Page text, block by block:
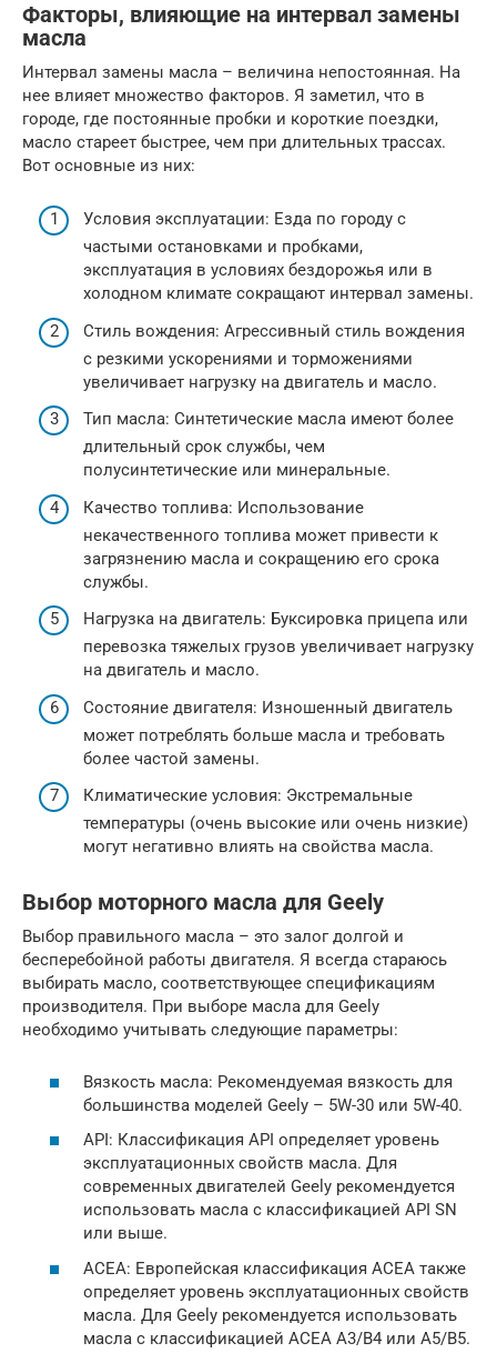
Факторы, влияющие на интервал замены
масла
Интервал замены масла – величина непостоянная. На
нее влияет множество факторов. Я заметил, что в
городе, где постоянные пробки и короткие поездки,
масло стареет быстрее, чем при длительных трассах.
Вот основные из них:
Условия эксплуатации: Езда по городу с
частыми остановками и пробками,
эксплуатация в условиях бездорожья или в
холодном климате сокращают интервал замены.
Стиль вождения: Агрессивный стиль вождения
с резкими ускорениями и торможениями
увеличивает нагрузку на двигатель и масло.
Тип масла: Синтетические масла имеют более
длительный срок службы, чем
полусинтетические или минеральные.
Качество топлива: Использование
некачественного топлива может привести к
загрязнению масла и сокращению его срока
службы.
Нагрузка на двигатель: Буксировка прицепа или
перевозка тяжелых грузов увеличивает нагрузку
на двигатель и масло.
Состояние двигателя: Изношенный двигатель
может потреблять больше масла и требовать
более частой замены.
Климатические условия: Экстремальные
температуры (очень высокие или очень низкие)
могут негативно влиять на свойства масла.
Выбор моторного масла для Geely
Выбор правильного масла – это залог долгой и
бесперебойной работы двигателя. Я всегда стараюсь
выбирать масло, соответствующее спецификациям
производителя. При выборе масла для Geely
необходимо учитывать следующие параметры:
Вязкость масла: Рекомендуемая вязкость для
большинства моделей Geely – 5W-30 или 5W-40.
API: Классификация API определяет уровень
эксплуатационных свойств масла. Для
современных двигателей Geely рекомендуется
использовать масла с классификацией API SN
или выше.
ACEA: Европейская классификация ACEA также
определяет уровень эксплуатационных свойств
масла. Для Geely рекомендуется использовать
масла с классификацией ACEA A3/B4 или A5/B5.